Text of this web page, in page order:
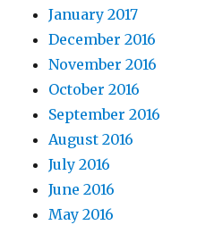
January 2017
December 2016
November 2016
October 2016
September 2016
August 2016
July 2016
June 2016
May 2016